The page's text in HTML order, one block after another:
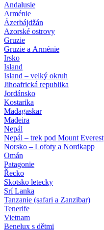
Andalusie
Arménie
Ázerbájdžán
Azorské ostrovy
Gruzie
Gruzie a Arménie
Irsko
Island
Island – velký okruh
Jihoafrická republika
Jordánsko
Kostarika
Madagaskar
Madeira
Nepál
Nepál – trek pod Mount Everest
Norsko – Lofoty a Nordkapp
Omán
Patagonie
Řecko
Skotsko letecky
Srí Lanka
Tanzanie (safari a Zanzibar)
Tenerife
Vietnam
Benelux s dětmi